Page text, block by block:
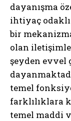
dayanışma
ihtiyaç
bir
olan
şeyden evvel
temel
farklılıklara
temel maddi